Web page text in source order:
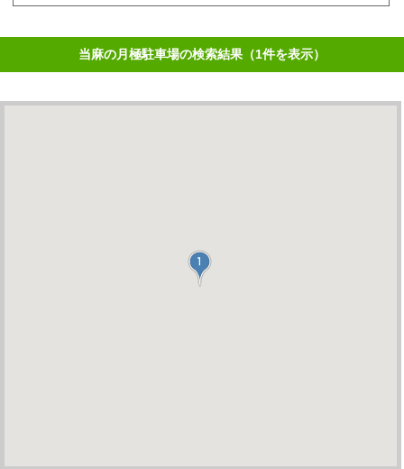
当麻の月極駐車場の検索結果（1件を表示）